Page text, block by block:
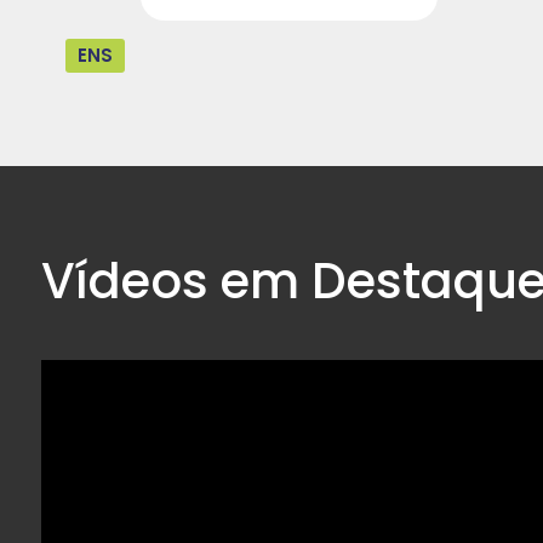
ENS
Vídeos em